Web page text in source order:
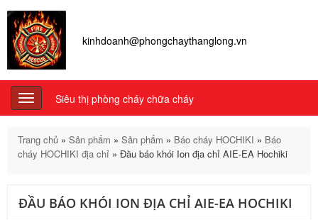
kinhdoanh@phongchaythanglong.vn
Toggle
navigation
Siêu thị phòng cháy chữa cháy
Trang chủ » Sản phẩm » Sản phẩm » Báo cháy HOCHIKI » Báo
cháy HOCHIKI địa chỉ » Đầu báo khói Ion địa chỉ AIE-EA Hochiki
ĐẦU BÁO KHÓI ION ĐỊA CHỈ AIE-EA HOCHIKI